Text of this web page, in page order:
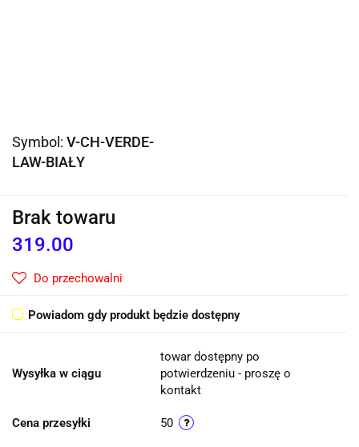
Symbol: V-CH-VERDE-
LAW-BIAŁY
Brak towaru
319.00
Do przechowalni
Powiadom gdy produkt będzie dostępny
Wysyłka w ciągu
towar dostępny po
potwierdzeniu - proszę o
kontakt
Cena przesyłki 50